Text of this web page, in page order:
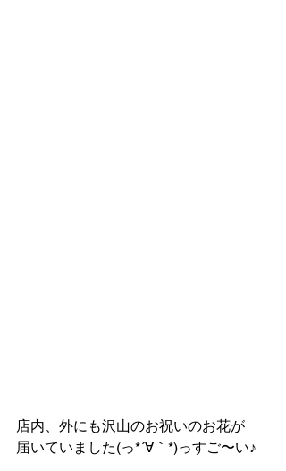
店内、外にも沢山のお祝いのお花が
届いていました(っ*´∀｀*)っすご〜い♪